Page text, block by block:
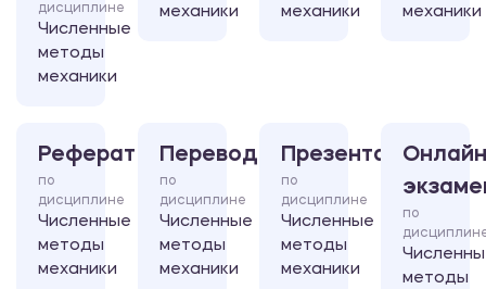
дисциплине
Численные
методы
механики
механики
механики
механики
Реферат
по
дисциплине
Численные
методы
механики
Перевод
по
дисциплине
Численные
методы
механики
Презентация
по
дисциплине
Численные
методы
механики
по
методы